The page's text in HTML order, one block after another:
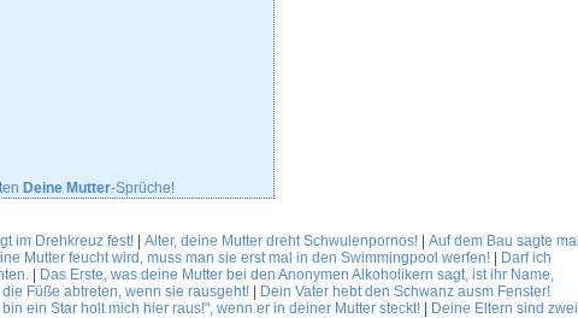
Deine Mutter-Sprüche!
im Drehkreuz fest! Alter, deine Mutter dreht Schwulenpornos!
Auf dem Bau sagte mal
Mutter feucht wird, muss man sie erst mal in den Swimmingpool werfen!
Darf ich
Das Erste, was deine Mutter bei den Anonymen Alkoholikern sagt, ist ihr Name,
Füße abtreten, wenn sie rausgeht!
Dein Vater hebt den Schwanz ausm Fenster!
ein Star holt mich hier raus!", wenn er in deiner Mutter steckt!
Deine Eltern sind zwei